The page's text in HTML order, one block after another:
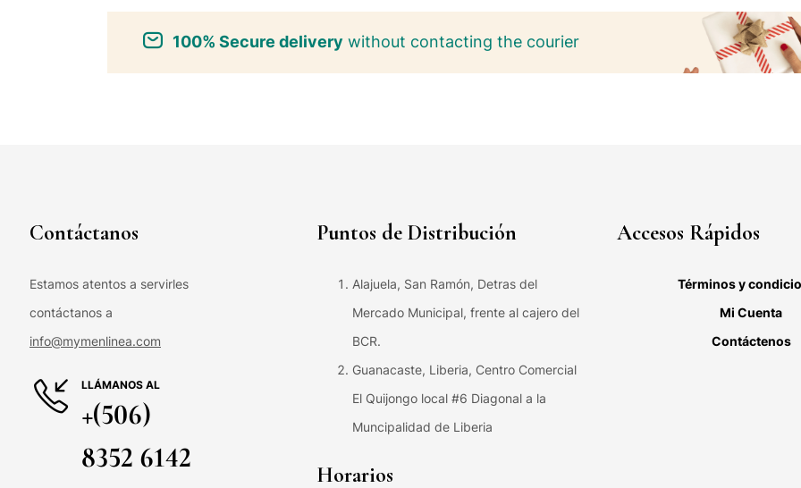
100% Secure delivery without contacting the courier
Contáctanos
Estamos atentos a servirles
contáctanos a
info@mymenlinea.com
LLÁMANOS AL
+(506)
8352 6142
Puntos de Distribución
Alajuela, San Ramón, Detras del
Mercado Municipal, frente al cajero del
BCR.
Guanacaste, Liberia, Centro Comercial
El Quijongo local #6 Diagonal a la
Muncipalidad de Liberia
Horarios
Accesos Rápidos
Términos y
Mi Cuenta
Contáctenos